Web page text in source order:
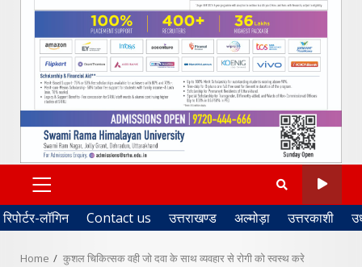
PRIMARY
MENU
रिपोर्टर-लॉगिन Contact us उत्तराखण्ड अल्मोड़ा उत्तरकाशी
Home कुशल चिकित्सक वही जो दवा के साथ व्यवहार से रोगी को स्वस्थ करे